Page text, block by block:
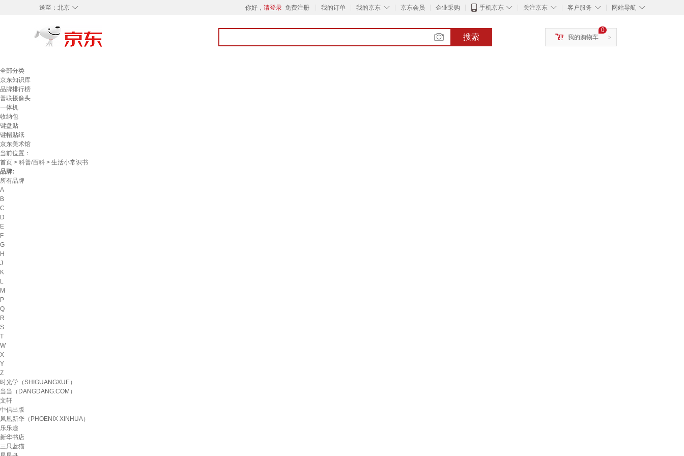
◇
送至： 北京 你好， 请登录 免费注册 我的订单 ◇
我的京东 京东会员 企业采购 ◇
手机京东 ◇
关注京东 ◇
客户服务 ◇
网站导航
搜索 >
0
我的购物车
全部分类
京东知识库
品牌排行榜
普联摄像头
一体机
收纳包
键盘贴
键帽贴纸
京东美术馆
当前位置：
首页 > 科普/百科 > 生活小常识书
品牌:
所有品牌
A
B
C
D
E
F
G
H
J
K
L
M
P
Q
R
S
T
W
X
Y
Z
时光学（SHIGUANGXUE）
当当（DANGDANG.COM）
文轩
中信出版
凤凰新华（PHOENIX XINHUA）
乐乐趣
新华书店
三只蓝猫